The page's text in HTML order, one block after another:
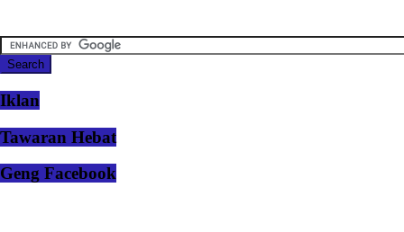
Iklan
Tawaran Hebat
Geng Facebook